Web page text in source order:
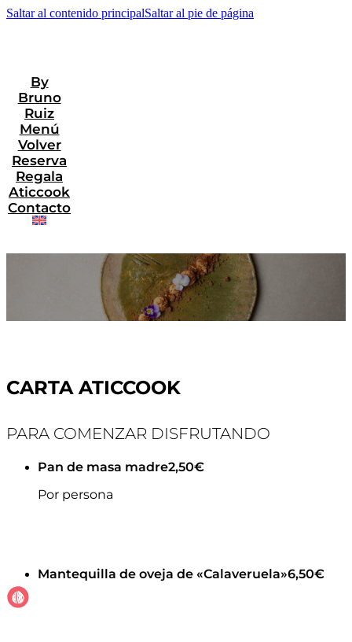
Saltar al contenido principalSaltar al pie de página
By
Bruno
Ruiz
Menú
Volver
Reserva
Regala
Aticcook
Contacto
CARTA ATICCOOK
PARA COMENZAR DISFRUTANDO
Pan de masa madre2,50€
Por persona
Mantequilla de oveja de «Calaveruela»6,50€